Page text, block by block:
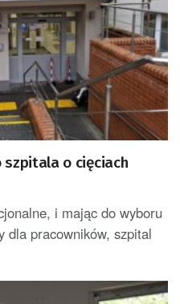
szpitala o cięciach
i mając do wyboru
dla pracowników, szpital